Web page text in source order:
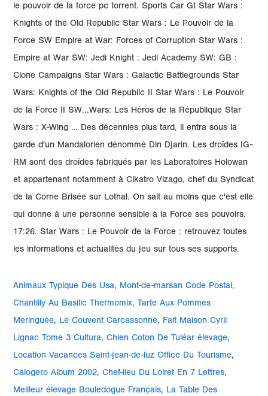
le pouvoir de la force pc torrent. Sports Car Gt Star Wars :
Knights of the Old Republic Star Wars : Le Pouvoir de la
Force SW Empire at War: Forces of Corruption Star Wars :
Empire at War SW: Jedi Knight : Jedi Academy SW: GB :
Clone Campaigns Star Wars : Galactic Battlegrounds Star
Wars: Knights of the Old Republic II Star Wars : Le Pouvoir
de la Force II SW...Wars: Les Héros de la République Star
Wars : X-Wing … Des décennies plus tard, il entra sous la
garde d'un Mandalorien dénommé Din Djarin. Les droïdes IG-
RM sont des droïdes fabriqués par les Laboratoires Holowan
et appartenant notamment à Cikatro Vizago, chef du Syndicat
de la Corne Brisée sur Lothal. On sait au moins que c'est elle
qui donne à une personne sensible à la Force ses pouvoirs.
17:26. Star Wars : Le Pouvoir de la Force : retrouvez toutes
les informations et actualités du jeu sur tous ses supports.
Animaux Typique Des Usa, Mont-de-marsan Code Postal,
Chantilly Au Basilic Thermomix, Tarte Aux Pommes
Meringuée, Le Couvent Carcassonne, Fait Maison Cyril
Lignac Tome 3 Cultura,Chien Coton De Tuléar élevage,
Location Vacances Saint-jean-de-luz Office Du Tourisme,
Calogero Album 2002,Chef-lieu Du Loiret En 7 Lettres,
Meilleur élevage Bouledogue Français, La Table Des